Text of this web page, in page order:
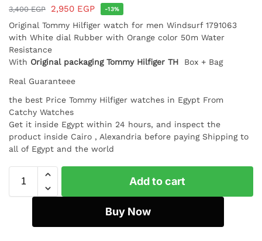
3,400EGP 2,950 EGP -13%
Original Tommy Hilfiger watch for men Windsurf 1791063
with White dial Rubber with Orange color 50m Water
Resistance
With Original packaging Tommy Hilfiger TH Box + Bag
Real Guaranteee
the best Price Tommy Hilfiger watches in Egypt From
Catchy Watches
Get it inside Egypt within 24 hours, and inspect the
product inside Cairo , Alexandria before paying Shipping to
all of Egypt and the world
Add to cart
Buy Now